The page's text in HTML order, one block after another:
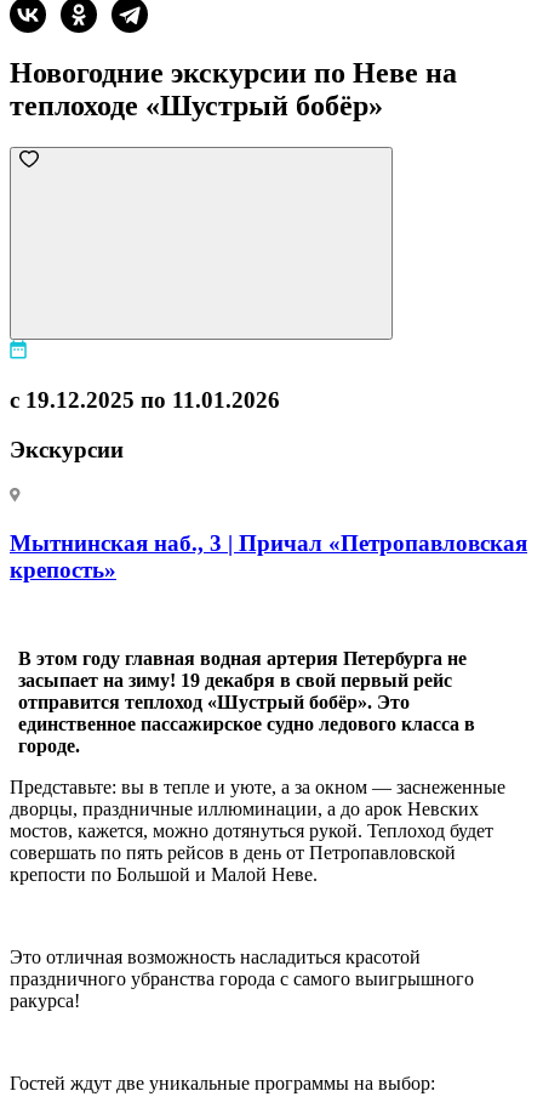
Новогодние экскурсии по Неве на
теплоходе «Шустрый бобёр»
с 19.12.2025 по 11.01.2026
Экскурсии
Мытнинская наб., 3 | Причал «Петропавловская
крепость»
В этом году главная водная артерия Петербурга не
засыпает на зиму! 19 декабря в свой первый рейс
отправится теплоход «Шустрый бобёр». Это
единственное пассажирское судно ледового класса в
городе.
Представьте: вы в тепле и уюте, а за окном — заснеженные
дворцы, праздничные иллюминации, а до арок Невских
мостов, кажется, можно дотянуться рукой. Теплоход будет
совершать по пять рейсов в день от Петропавловской
крепости по Большой и Малой Неве.
Это отличная возможность насладиться красотой
праздничного убранства города с самого выигрышного
ракурса!
Гостей ждут две уникальные программы на выбор: